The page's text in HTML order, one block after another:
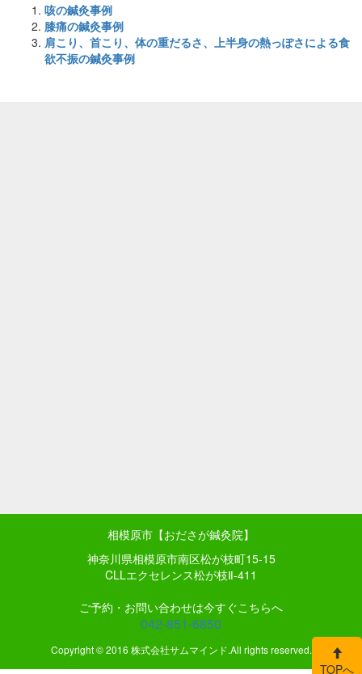
咳の鍼灸事例
膝痛の鍼灸事例
肩こり、首こり、体の重だるさ、上半身の熱っぽさによる食
欲不振の鍼灸事例
相模原市【おださが鍼灸院】
神奈川県相模原市南区松が枝町15-15
CLLエクセレンス松が枝Ⅱ-411
ご予約・お問い合わせは今すぐこちらへ
042-851-6850
Copyright © 2016 株式会社サムマインド.All rights reserved.
TOPへ